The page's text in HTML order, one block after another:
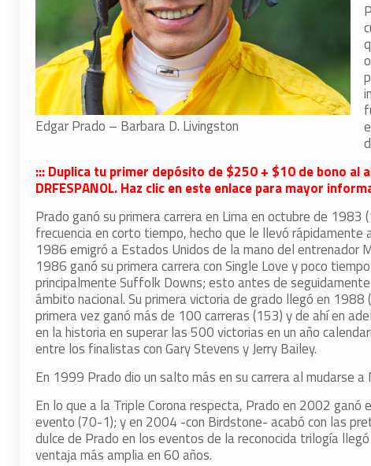
Edgar Prado – Barbara D. Livingston
::: Duplica tu primer depósito de $250 + $10 de bono al
DRFESPANOL. Haz clic en este enlace para mayor
Prado ganó su primera carrera en Lima en octubre de
frecuencia en corto tiempo, hecho que le llevó
1986 emigró a Estados Unidos de la mano del entrenador
1986 ganó su primera carrera con Single Love y poco
principalmente Suffolk Downs; esto antes de
ámbito nacional. Su primera victoria de grado llegó en
primera vez ganó más de 100 carreras (153) y de ahí en
en la historia en superar las 500 victorias en un año
entre los finalistas con Gary Stevens y Jerry Bailey.
En 1999 Prado dio un salto más en su carrera al mudarse
En lo que a la Triple Corona respecta, Prado en 2002
evento (70-1); y en 2004 -con Birdstone- acabó con las
dulce de Prado en los eventos de la reconocida trilogía
ventaja más amplia en 60 años.